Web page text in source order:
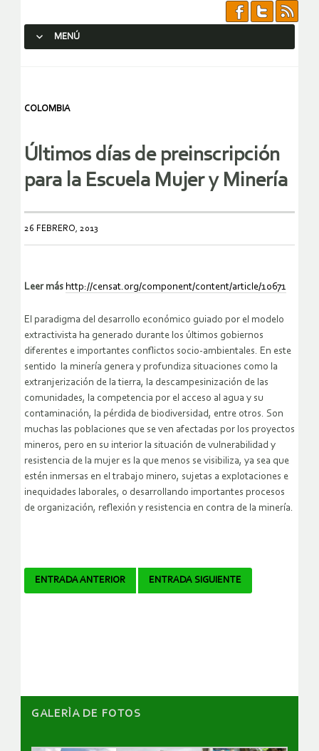
MENÚ
COLOMBIA
Últimos días de preinscripción
para la Escuela Mujer y Minería
26 FEBRERO, 2013
Leer más http://censat.org/component/content/article/10671
El paradigma del desarrollo económico guiado por el modelo
extractivista ha generado durante los últimos gobiernos
diferentes e importantes conflictos socio-ambientales. En este
sentido la minería genera y profundiza situaciones como la
extranjerización de la tierra, la descampesinización de las
comunidades, la competencia por el acceso al agua y su
contaminación, la pérdida de biodiversidad, entre otros. Son
muchas las poblaciones que se ven afectadas por los proyectos
mineros, pero en su interior la situación de vulnerabilidad y
resistencia de la mujer es la que menos se visibiliza, ya sea que
estén inmersas en el trabajo minero, sujetas a explotaciones e
inequidades laborales, o desarrollando importantes procesos
de organización, reflexión y resistencia en contra de la minería.
Navegador
ENTRADA ANTERIOR ENTRADA SIGUIENTE
GALERÌA DE FOTOS